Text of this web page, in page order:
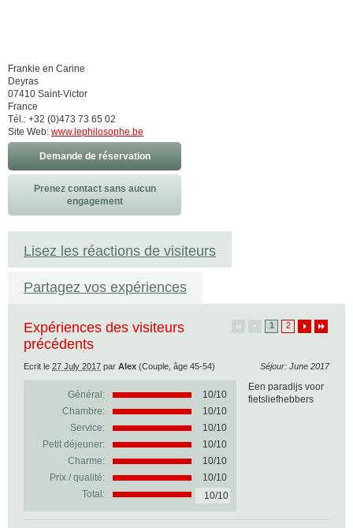
Frankie en Carine
Deyras
07410 Saint-Victor
France
Tél.: +32 (0)473 73 65 02
Site Web: www.lephilosophe.be
Demande de réservation
Prenez contact sans aucun
engagement
Lisez les réactions de visiteurs
Partagez vos expériences
1 2
Expériences des visiteurs
précédents
Séjour: June 2017
Ecrit le 27 July 2017 par Alex (Couple, âge 45-54)
Général: 10/10
Chambre:
10/10
Service:
10/10
Petit déjeuner:
10/10
Charme:
10/10
Prix / qualité:
10/10
Total:
10/10
Een paradijs voor
fietsliefhebbers